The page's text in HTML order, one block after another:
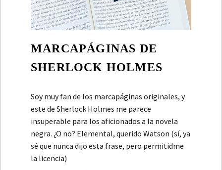
MARCAPÁGINAS DE
SHERLOCK HOLMES
Soy muy fan de los marcapáginas originales, y
este de Sherlock Holmes me parece
insuperable para los aficionados a la novela
negra. ¿O no? Elemental, querido Watson (sí, ya
sé que nunca dijo esta frase, pero permitidme
la licencia)